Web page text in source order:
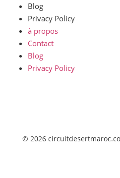
Blog
Privacy Policy
à propos
Contact
Blog
Privacy Policy
© 2026